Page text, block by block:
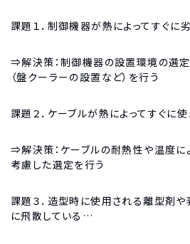
課題１．制御機器が熱によってすぐに
⇒解決策：制御機器の設置環境の選
（盤クーラーの設置など）を行う
課題２．ケーブルが熱によってすぐに
⇒解決策：ケーブルの耐熱性や温度
考慮した選定を行う
課題３．造型時に使用される離型剤
に飛散している…